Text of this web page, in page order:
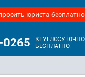
юриста бесплатно
0265
КРУГЛОСУТОЧНО
БЕСПЛАТНО